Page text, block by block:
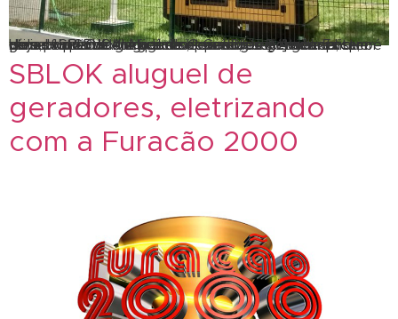
Hoje, a SBLOK Aluguel de Geradores RJ vai explicar como funciona um gerador com Diesel. Atualmente, o gerador serve como um sistema de emergência, que é ativado quando há queda de energia elétrica. Existem vários tipos de geradores, porém, os geradores a diesel da SBLOK Aluguel de Geradores se destacam pela praticidade, eficácia e qualidade […]
SBLOK aluguel de
geradores, eletrizando
com a Furacão 2000